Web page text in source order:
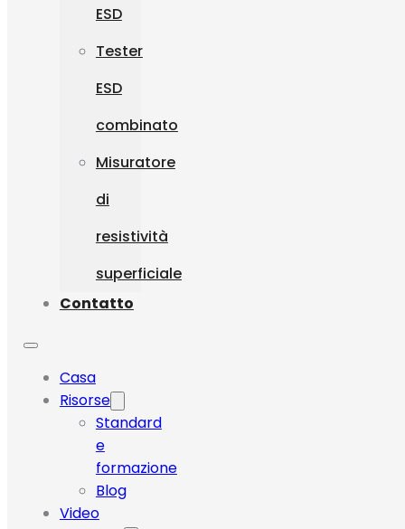
ESD
Tester
ESD
combinato
Misuratore
di
resistività
superficiale
Contatto
Casa
Risorse
Standard
e
formazione
Blog
Video